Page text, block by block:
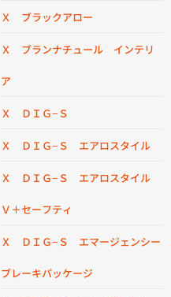
Ｘ ブラックアロー
Ｘ ブランナチュール インテリ
ア
Ｘ ＤＩＧ−Ｓ
Ｘ ＤＩＧ−Ｓ エアロスタイル
Ｘ ＤＩＧ−Ｓ エアロスタイル
Ｖ＋セーフティ
Ｘ ＤＩＧ−Ｓ エマージェンシー
ブレーキパッケージ